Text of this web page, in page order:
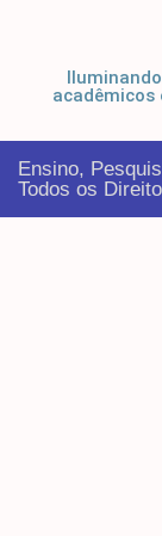
acadêmicos
Ensino,
Todos os